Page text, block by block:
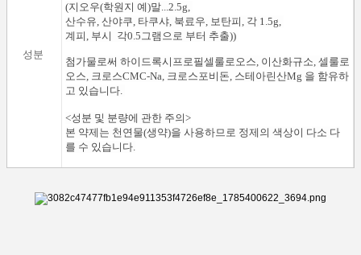
성분
(지오우(학원지 예)말...2.5g,
산수유, 산야쿠, 타쿠샤, 북료우, 보탄피, 각 1.5g,
계피, 부시 각0.5그램으로 부터 추출))
첨가물로써 하이드록시프로필셀룰로오스, 이산화규소, 셀룰로
오스, 크로스CMC-Na, 크로스포비돈, 스테아린산Mg 을 함유하
고 있습니다.
<성분 및 분량에 관한 주의>
본 약제는 천연물(생약)을 사용하므로 정제의 색상이 다소 다
를 수 있습니다.